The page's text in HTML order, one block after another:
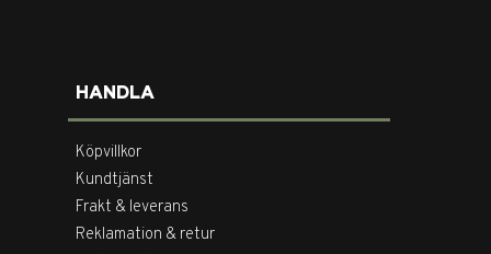
HANDLA
Köpvillkor
Kundtjänst
Frakt & leverans
Reklamation & retur